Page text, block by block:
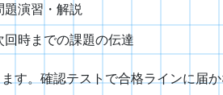
題演習・解説
回時までの課題の伝達
す。確認テストで合格ラインに届